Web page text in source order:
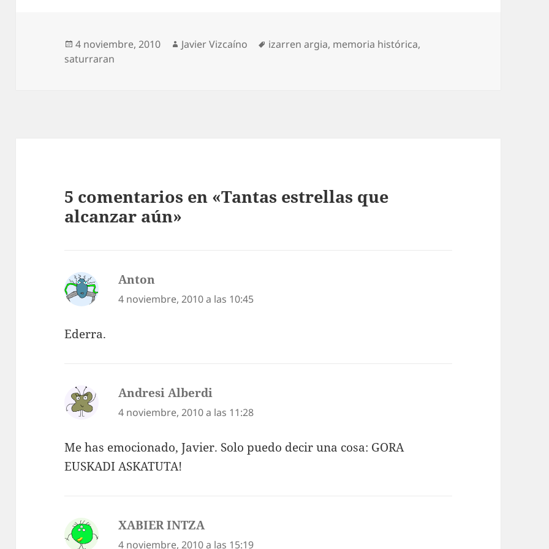
Publicado
el
4 noviembre, 2010 Autor
Javier Vizcaíno Etiquetas
izarren argia, memoria histórica,
saturraran
5 comentarios en «Tantas estrellas que
alcanzar aún»
Anton
4 noviembre, 2010 a las 10:45
Ederra.
Andresi Alberdi
4 noviembre, 2010 a las 11:28
Me has emocionado, Javier. Solo puedo decir una cosa: GORA
EUSKADI ASKATUTA!
XABIER INTZAdice:
4 noviembre, 2010 a las 15:19